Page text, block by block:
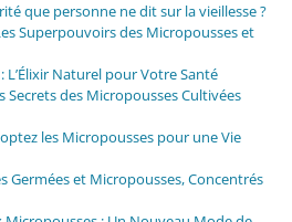
que personne ne dit sur la vieillesse ?
Superpouvoirs des Micropousses et
L’Élixir Naturel pour Votre Santé
Secrets des Micropousses Cultivées
les Micropousses pour une Vie
Germées et Micropousses, Concentrés